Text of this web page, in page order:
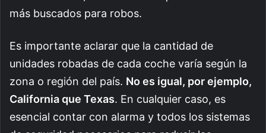
más buscados para robos.
Es importante aclarar que la cantidad de
unidades robadas de cada coche varía según la
zona o región del país. No es igual, por ejemplo,
California que Texas. En cualquier caso, es
esencial contar con alarma y todos los sistemas